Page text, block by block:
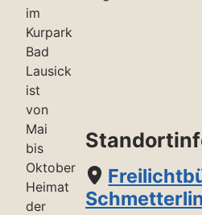
im
Kurpark
Bad
Lausick
ist
von
Mai
bis
Oktober
Heimat
der